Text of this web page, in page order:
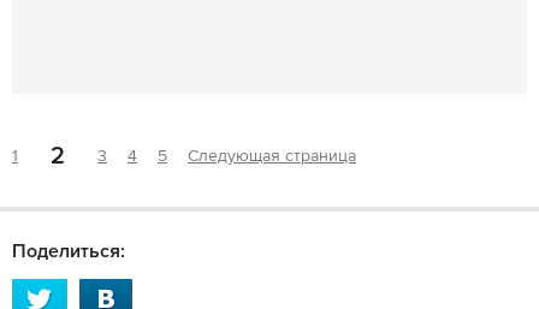
1 2 3 4 5 Следующая страница
Поделиться: